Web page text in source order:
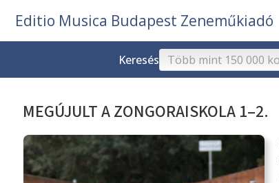
Editio Musica Budapest Zeneműkiadó
Keresés
MEGÚJULT A ZONGORAISKOLA 1–2.